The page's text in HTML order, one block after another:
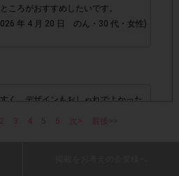
ております。
品名」「購入個数」「価格」
ころがおすすめしたいです。
年 4 月 20 日 のん・30 代・女性)
く、デザインもおしゃれでよかった
2 3 4 6 次> 最後>>